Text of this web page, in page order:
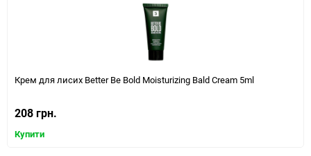
Крем для лисих Better Be Bold Moisturizing Bald Cream 5ml
208 грн.
Купити